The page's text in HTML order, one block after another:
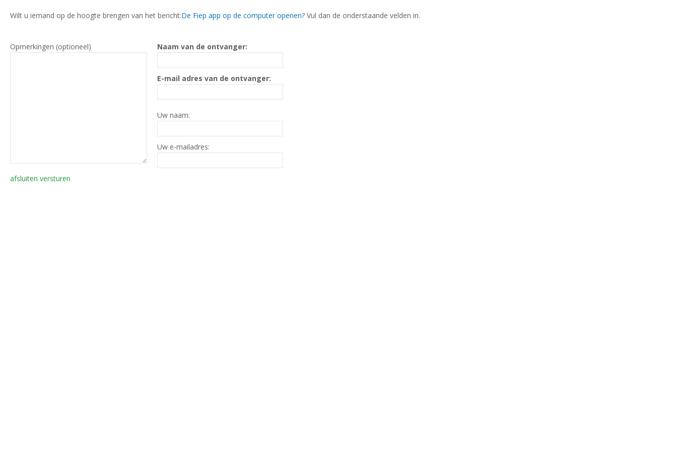
Wilt u iemand op de hoogte brengen van het bericht:De Fiep app op de computer openen? Vul dan de onderstaande velden in.
Opmerkingen (optioneel) Naam van de ontvanger:
E-mail adres van de ontvanger:
Uw naam:
Uw e-mailadres:
afsluiten versturen